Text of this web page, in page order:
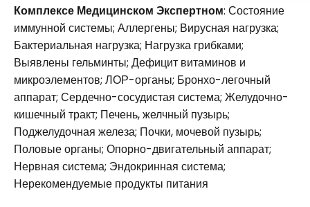
Комплексе Медицинском Экспертном: Состояние
иммунной системы; Аллергены; Вирусная нагрузка;
Бактериальная нагрузка; Нагрузка грибками;
Выявлены гельминты; Дефицит витаминов и
микроэлементов; ЛОР-органы; Бронхо-легочный
аппарат; Сердечно-сосудистая система; Желудочно-
кишечный тракт; Печень, желчный пузырь;
Поджелудочная железа; Почки, мочевой пузырь;
Половые органы; Опорно-двигательный аппарат;
Нервная система; Эндокринная система;
Нерекомендуемые продукты питания